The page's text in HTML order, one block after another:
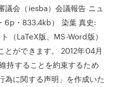
議会（iesba）会議報告 ニュ
6p・833.4kb） 染葉 真史:
（LaTeX版、MS-Word版）
とができます。 2012年04月
持することを約束するため
為に関する声明」を作成いた